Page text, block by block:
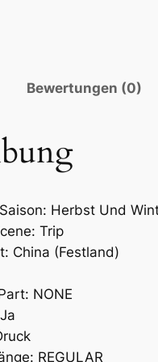
Bewertungen (0)
Herbst Und
Trip
China (Festland)
NONE
Ja
REGULAR